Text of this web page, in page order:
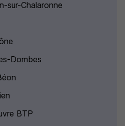
sur-Chalaronne
Dombes
BTP